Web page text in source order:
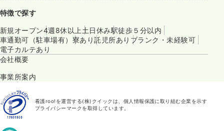
特徴で探す
新規オープン4週8休以上 土日休み駅徒歩５分以内
車通勤可（駐車場有） 寮あり託児所あり ブランク・未経験可
電子カルテあり
会社概要
事業所案内
看護roo!を運営する(株)クイックは、個人情報保護に取り組む企業を示す
プライバシーマークを取得しています。